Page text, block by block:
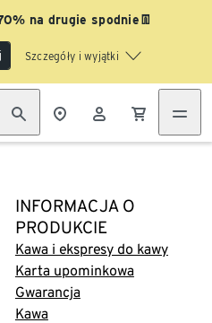
na drugie spodnie👖
Szczegóły i wyjątki
INFORMACJA O
PRODUKCIE
Kawa i ekspresy do kawy
Karta upominkowa
Gwarancja
Kawa